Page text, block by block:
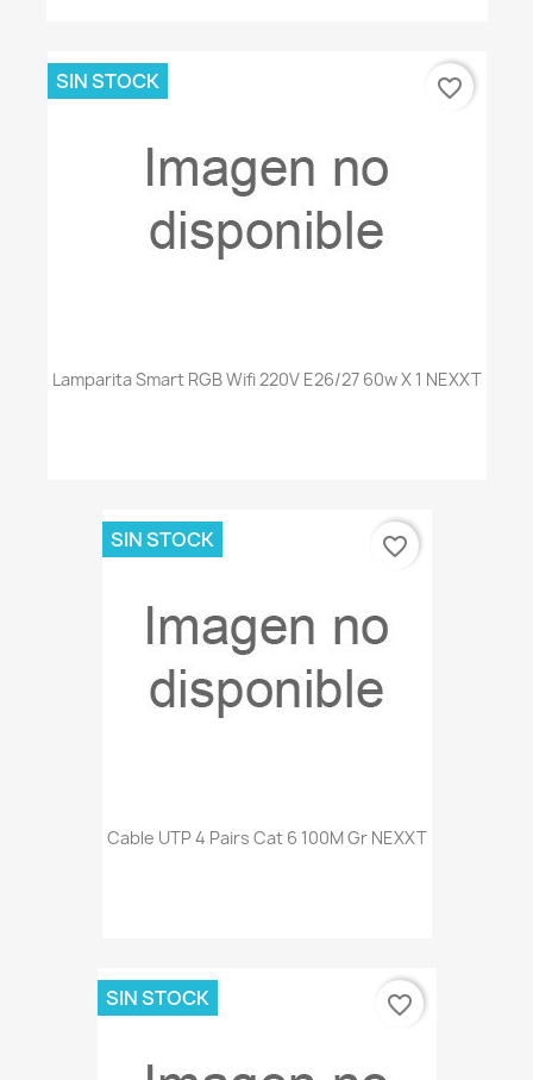
Lamparita Smart RGB Wifi 220V E26/27 60w X 1 NEXXT
SIN STOCK favorite_border
Cable UTP 4 Pairs Cat 6 100M Gr NEXXT
SIN STOCK favorite_border
SIN STOCK favorite_border